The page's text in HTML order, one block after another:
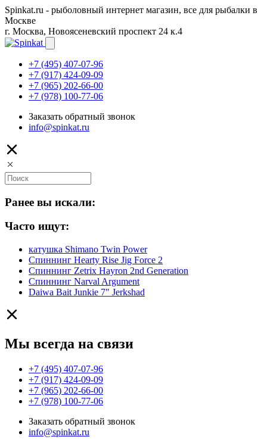
Spinkat.ru - рыболовный интернет магазин, все для рыбалки в
Москве
г. Москва, Новоясеневский проспект 24 к.4
+7 (495) 407-07-96
+7 (917) 424-09-09
+7 (965) 202-66-00
+7 (978) 100-77-06
Заказать обратный звонок
info@spinkat.ru
Ранее вы искали:
Часто ищут:
катушка Shimano Twin Power
Спиннинг Hearty Rise Jig Force 2
Спиннинг Zetrix Hayron 2nd Generation
Спиннинг Narval Argument
Daiwa Bait Junkie 7" Jerkshad
Мы всегда на связи
+7 (495) 407-07-96
+7 (917) 424-09-09
+7 (965) 202-66-00
+7 (978) 100-77-06
Заказать обратный звонок
info@spinkat.ru